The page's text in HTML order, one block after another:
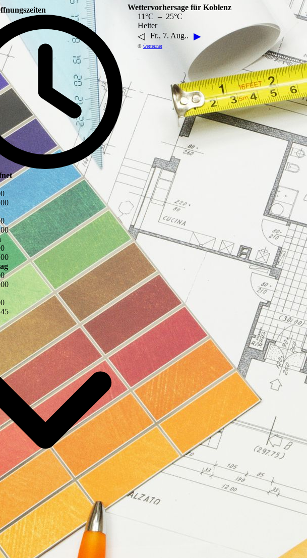
00
00
00
00
45
Wettervorhersage für Koblenz
11°C – 25°C
Heiter
◁ Fr., 7. Aug.. ▶
© wetter.net